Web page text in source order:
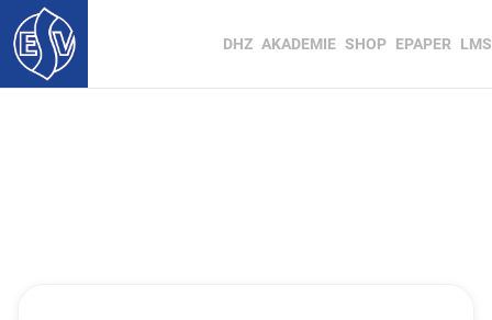
DHZ AKADEMIE SHOP EPAPER LMS